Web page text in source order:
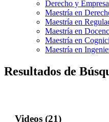
Derecho y Empresa
Maestría en
Maestría en
Maestría en
Maestría en
Maestría en
Resultados de
Videos (21)